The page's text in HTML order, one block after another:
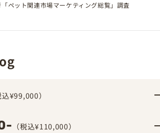
ペット関連市場マーケティング総覧」調査
込¥99,000）
（税込¥110,000）